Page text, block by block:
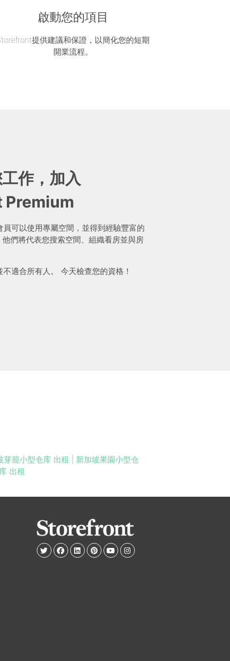
啟動您的項目
提供建議和保證，以簡化您的短期
開業流程。
作，加入
可以使用專屬空間，並得到經驗豐富的
們將代表您搜索空間、組織看房並與房
適合所有人。 今天檢查您的資格！
芽籠小型仓库 出租
新加坡果園小型仓
出租